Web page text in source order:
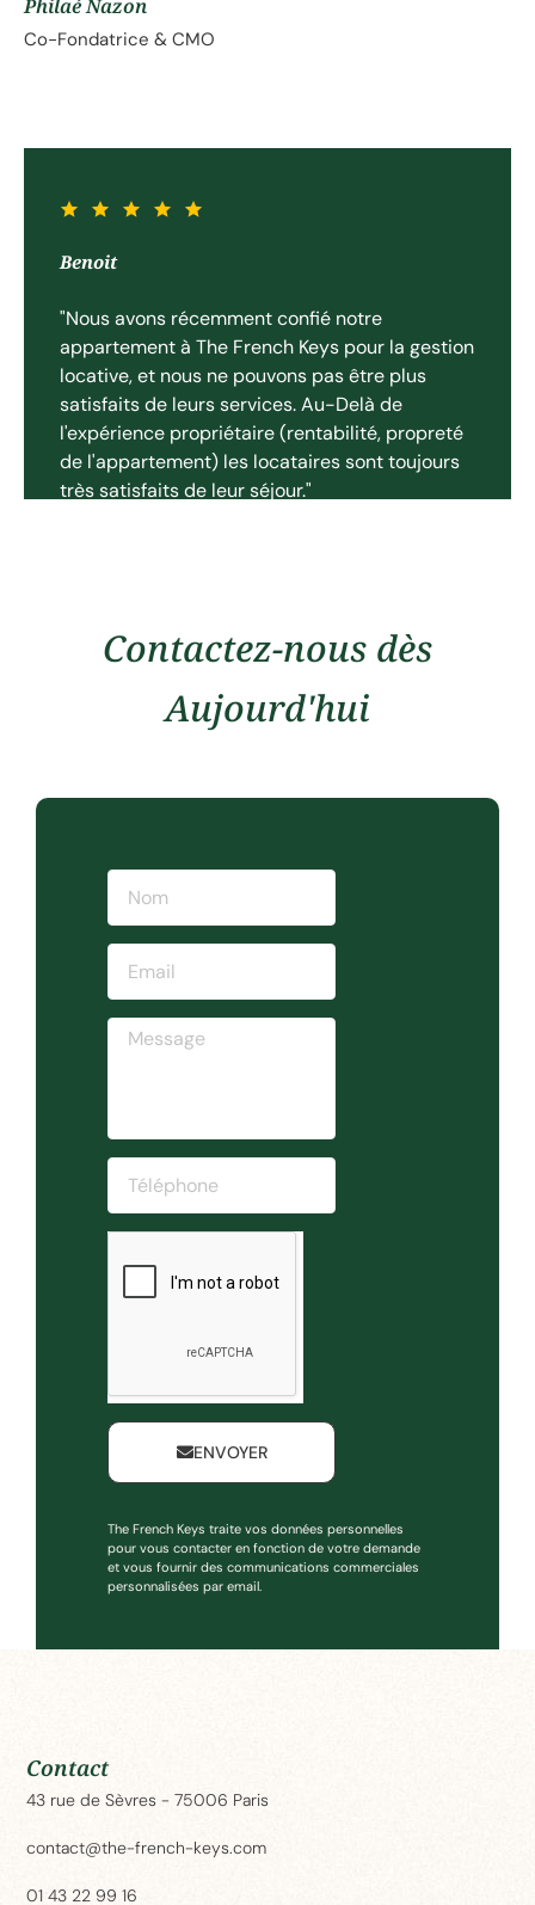
Philaé Nazon
Co-Fondatrice & CMO
Catherine
"Nous avons vendu un appartement de famille
dans Paris accompagné par Olivier. Outre son
efficacité et son professionnalisme, sa
disponibilité, sa gentillesse, sa capacité à
s'adapter à ses interlocuteurs sont
extraordinaires!"
Contactez-nous dès
Aujourd'hui
ENVOYER
The French Keys traite vos données personnelles
pour vous contacter en fonction de votre demande
et vous fournir des communications commerciales
personnalisées par email.
Contact
43 rue de Sèvres - 75006 Paris
contact@the-french-keys.com
01 43 22 99 16